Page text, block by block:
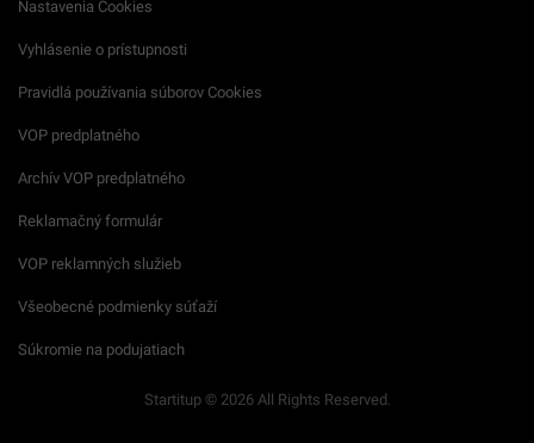
Nastavenia Cookies
Vyhlásenie o prístupnosti
Pravidlá používania súborov Cookies
VOP predplatného
Archív VOP predplatného
Reklamačný formulár
VOP reklamných služieb
Všeobecné podmienky súťaží
Súkromie na podujatiach
Startitup © 2026 All Rights Reserved.